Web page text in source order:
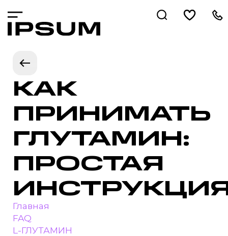
КАК
ПРИНИМАТЬ
ГЛУТАМИН:
ПРОСТАЯ
Главная
FAQ
L-ГЛУТАМИН